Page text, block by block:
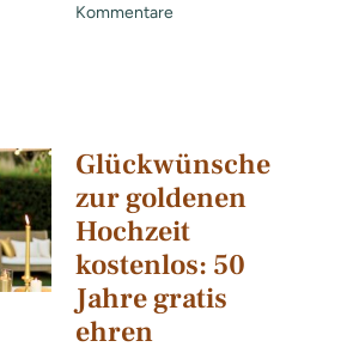
Kommentare
Glückwünsche
zur goldenen
Hochzeit
kostenlos: 50
Jahre gratis
ehren